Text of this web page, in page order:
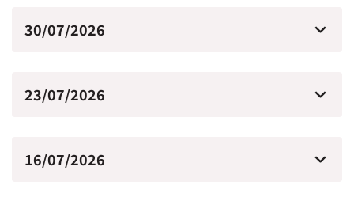
30/07/2026
23/07/2026
16/07/2026